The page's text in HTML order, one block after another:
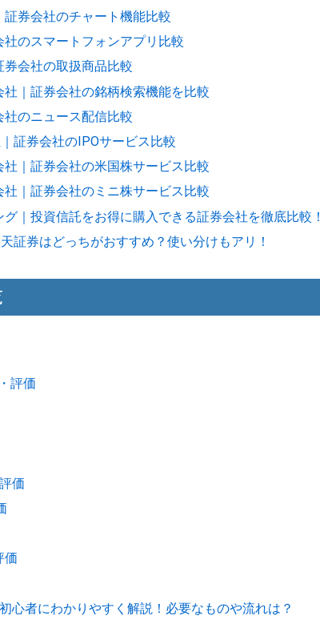
券会社のチャート機能比較
のスマートフォンアプリ比較
会社の取扱商品比較
｜証券会社の銘柄検索機能を比較
のニュース配信比較
証券会社のIPOサービス比較
｜証券会社の米国株サービス比較
｜証券会社のミニ株サービス比較
｜投資信託をお得に購入できる証券会社を徹底比較！
証券はどっちがおすすめ？使い分けもアリ！
評価
価
価
心者にわかりやすく解説！必要なものや流れは？